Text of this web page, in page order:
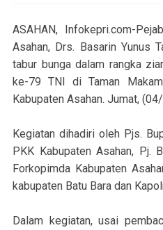
ASAHAN, Infokepri.com-
Asahan, Drs. Basarin Yunus
tabur bunga dalam rangka
ke-79 TNI di Taman
Kabupaten Asahan. Jumat,
Kegiatan dihadiri oleh Pjs.
PKK Kabupaten Asahan, Pj.
Forkopimda Kabupaten
kabupaten Batu Bara dan
Dalam kegiatan, usai